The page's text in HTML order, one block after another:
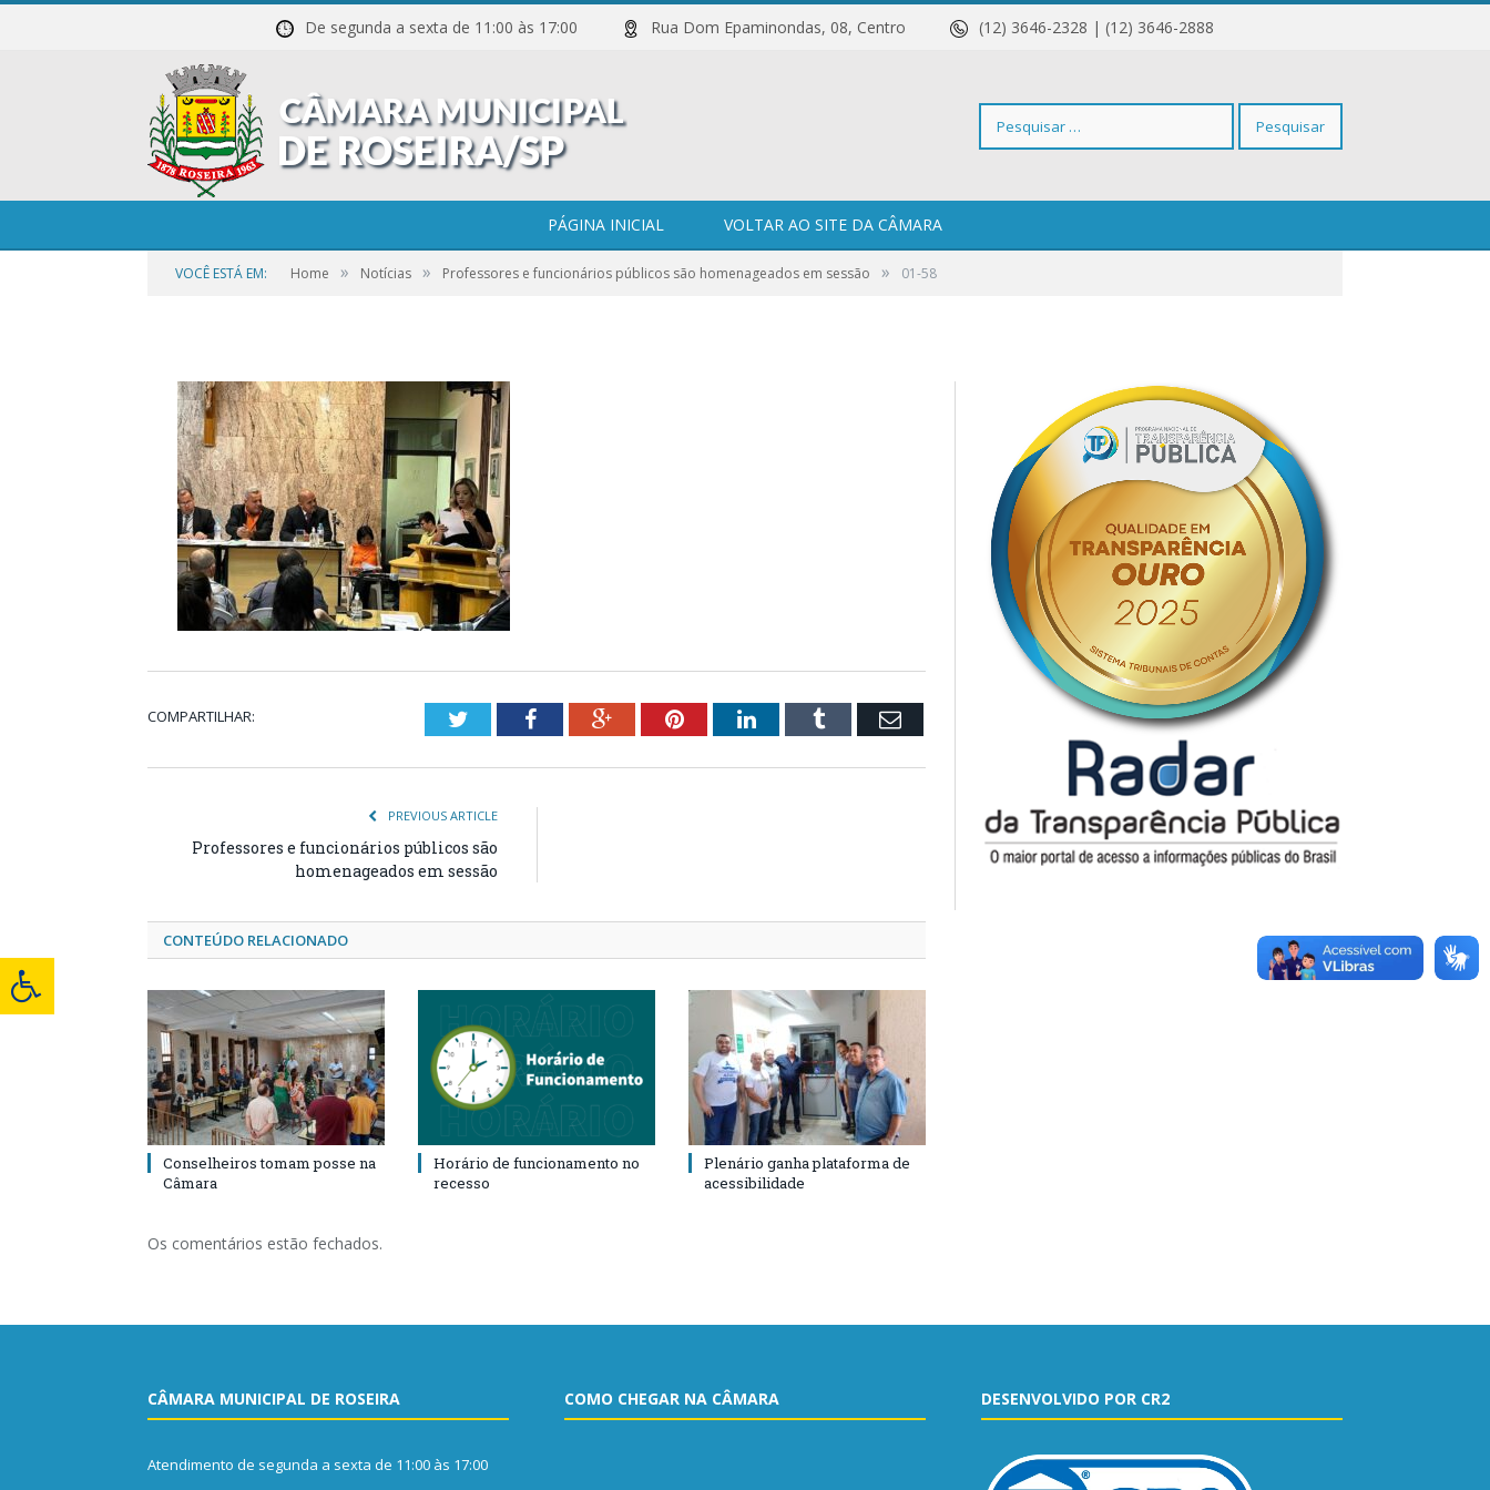
De segunda a sexta de 11:00 às 17:00 Rua Dom Epaminondas, 08, Centro (12) 3646-2328 | (12) 3646-2888
Pesquisar
PÁGINA INICIAL VOLTAR AO SITE DA CÂMARA
VOCÊ ESTÁ EM: Home » Notícias » Professores e funcionários públicos são homenageados em sessão » 01-58
COMPARTILHAR: TwitterFacebookGoogle+PinterestLinkedInTumblr Email
PREVIOUS ARTICLE
Professores e funcionários públicos são
homenageados em sessão
CONTEÚDO RELACIONADO
Conselheiros tomam posse na
Câmara
Horário de funcionamento no
recesso
Plenário ganha plataforma de
acessibilidade
Os comentários estão fechados.
CÂMARA MUNICIPAL DE ROSEIRA
Atendimento de segunda a sexta de 11:00 às 17:00
COMO CHEGAR NA CÂMARA DESENVOLVIDO POR CR2